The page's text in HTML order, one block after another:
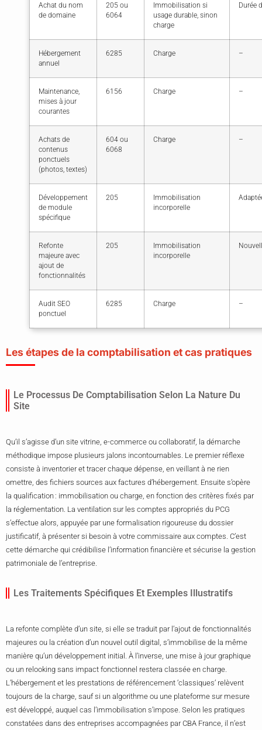
Achat du nom
de domaine
205 ou
6064
Immobilisation si
usage durable, sinon
charge
Durée
Hébergement
annuel
6285 Charge –
Maintenance,
mises à jour
courantes
6156 Charge –
Achats de
contenus
ponctuels
(photos, textes)
604 ou
6068
Charge –
Développement
de module
spécifique
205
Immobilisation
incorporelle
Refonte
majeure avec
ajout de
fonctionnalités
205
Immobilisation
incorporelle
Audit SEO
ponctuel
6285 Charge –
Les étapes de la comptabilisation et cas pratiques
Le Processus De Comptabilisation Selon La Nature Du
Site
Qu’il s’agisse d’un site vitrine, e-commerce ou collaboratif, la démarche
méthodique impose plusieurs jalons incontournables. Le premier réflexe
consiste à inventorier et tracer chaque dépense, en veillant à ne rien
omettre, des fichiers sources aux factures d’hébergement. Ensuite s’opère
la qualification : immobilisation ou charge, en fonction des critères fixés par
la réglementation. La ventilation sur les comptes appropriés du PCG
s’effectue alors, appuyée par une formalisation rigoureuse du dossier
justificatif, à présenter si besoin à votre commissaire aux comptes. C’est
cette démarche qui crédibilise l’information financière et sécurise la gestion
patrimoniale de l’entreprise.
Les Traitements Spécifiques Et Exemples Illustratifs
La refonte complète d’un site, si elle se traduit par l’ajout de fonctionnalités
majeures ou la création d’un nouvel outil digital, s’immobilise de la même
manière qu’un développement initial. À l’inverse, une mise à jour graphique
ou un relooking sans impact fonctionnel restera classée en charge.
L’hébergement et les prestations de référencement ‘classiques’ relèvent
toujours de la charge, sauf si un algorithme ou une plateforme sur mesure
est développé, auquel cas l’immobilisation s’impose. Selon les pratiques
constatées dans des entreprises accompagnées par CBA France, il n’est